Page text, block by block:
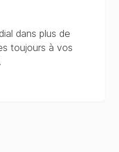
dans plus de
toujours à vos